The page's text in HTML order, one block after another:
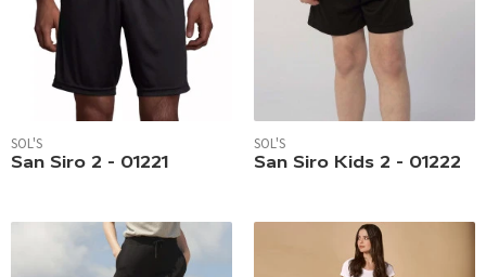
SOL'S
San Siro 2 - 01221
SOL'S
San Siro Kids 2 - 01222